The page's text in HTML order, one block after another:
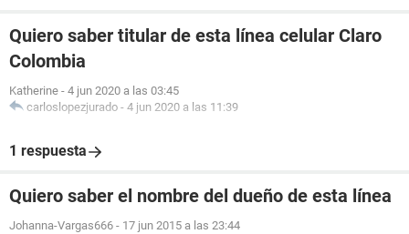
Quiero saber titular de esta línea celular Claro
Colombia
Katherine - 4 jun 2020 a las 03:45
carloslopezjurado - 4 jun 2020 a las 11:39
1 respuesta
Quiero saber el nombre del dueño de esta línea
Johanna-Vargas666 - 17 jun 2015 a las 23:44